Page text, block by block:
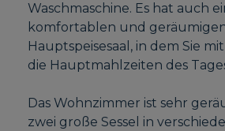
Waschmaschine. Es hat auch
komfortablen und
Hauptspeisesaal, in dem Sie
die Hauptmahlzeiten des
Das Wohnzimmer ist sehr
zwei große Sessel in